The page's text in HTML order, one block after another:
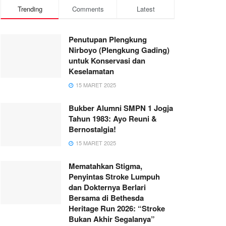
Trending Comments Latest
Penutupan Plengkung
Nirboyo (Plengkung Gading)
untuk Konservasi dan
Keselamatan
15 MARET 2025
Bukber Alumni SMPN 1 Jogja
Tahun 1983: Ayo Reuni &
Bernostalgia!
15 MARET 2025
Mematahkan Stigma,
Penyintas Stroke Lumpuh
dan Dokternya Berlari
Bersama di Bethesda
Heritage Run 2026: “Stroke
Bukan Akhir Segalanya”